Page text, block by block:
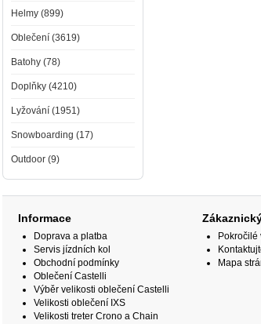
Helmy (899)
Oblečení (3619)
Batohy (78)
Doplňky (4210)
Lyžování (1951)
Snowboarding (17)
Outdoor (9)
Informace
Doprava a platba
Servis jízdních kol
Obchodní podmínky
Oblečení Castelli
Výběr velikosti oblečení Castelli
Velikosti oblečení IXS
Velikosti treter Crono a Chain
Mapa